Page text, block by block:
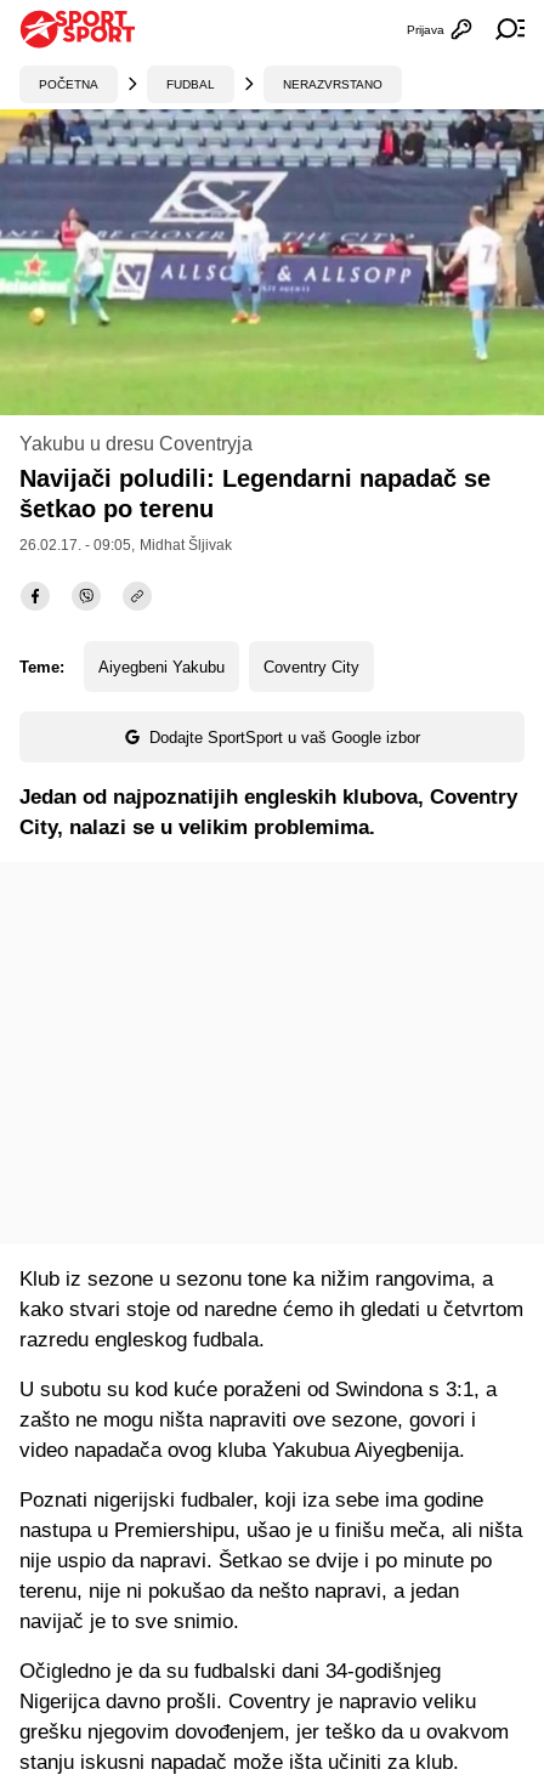
Otvori
Prijava
POČETNA FUDBAL NERAZVRSTANO
Yakubu u dresu Coventryja
Navijači poludili: Legendarni napadač se
šetkao po terenu
26.02.17. - 09:05, Midhat Šljivak
Teme: Aiyegbeni Yakubu Coventry City
Dodajte SportSport u vaš Google izbor
Jedan od najpoznatijih engleskih klubova, Coventry
City, nalazi se u velikim problemima.
Klub iz sezone u sezonu tone ka nižim rangovima, a
kako stvari stoje od naredne ćemo ih gledati u četvrtom
razredu engleskog fudbala.
U subotu su kod kuće poraženi od Swindona s 3:1, a
zašto ne mogu ništa napraviti ove sezone, govori i
video napadača ovog kluba Yakubua Aiyegbenija.
Poznati nigerijski fudbaler, koji iza sebe ima godine
nastupa u Premiershipu, ušao je u finišu meča, ali ništa
nije uspio da napravi. Šetkao se dvije i po minute po
terenu, nije ni pokušao da nešto napravi, a jedan
navijač je to sve snimio.
Očigledno je da su fudbalski dani 34-godišnjeg
Nigerijca davno prošli. Coventry je napravio veliku
grešku njegovim dovođenjem, jer teško da u ovakvom
stanju iskusni napadač može išta učiniti za klub.